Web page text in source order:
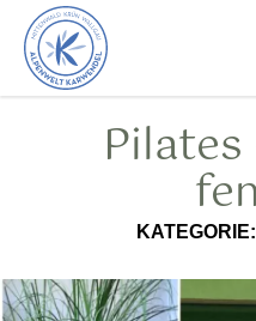
zurück
zur
Startseite
KATEGORIE: